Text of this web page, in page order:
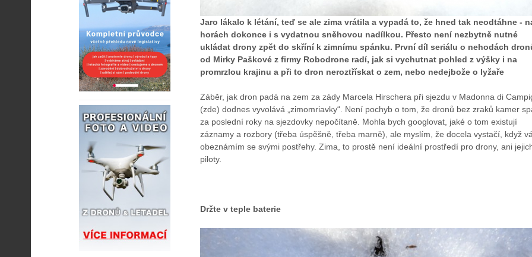
Jaro lákalo k létání, teď se ale zima vrátila a vypadá to, že hned tak neodtáhne -
horách dokonce i s vydatnou sněhovou nadílkou. Přesto není nezbytně nutné
ukládat drony zpět do skříní k zimnímu spánku. První díl seriálu o nehodách
od Mirky Paškové z firmy Robodrone radí, jak si vychutnat pohled z výšky i na
promrzlou krajinu a při to dron neroztřískat o zem, nebo nedejbože o lyžaře
Záběr, jak dron padá na zem za zády Marcela Hirschera při sjezdu v Madonna di
(zde) dodnes vyvolává „zimomriavky“. Není pochyb o tom, že dronů bez zraků kamer
za poslední roky na sjezdovky nepočítaně. Mohla bych googlovat, jaké o tom existují
záznamy a rozbory (třeba úspěšně, třeba marně), ale myslím, že docela vystačí, když
obeznámím se svými postřehy. Zima, to prostě není ideální prostředí pro drony, ani
piloty.
Držte v teple baterie